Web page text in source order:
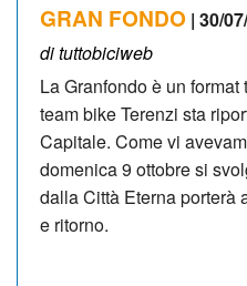
GRAN FONDO | 30/
di tuttobiciweb
La Granfondo è un
team bike Terenzi sta
Capitale. Come vi
domenica 9 ottobre si
dalla Città Eterna porterà
e ritorno.